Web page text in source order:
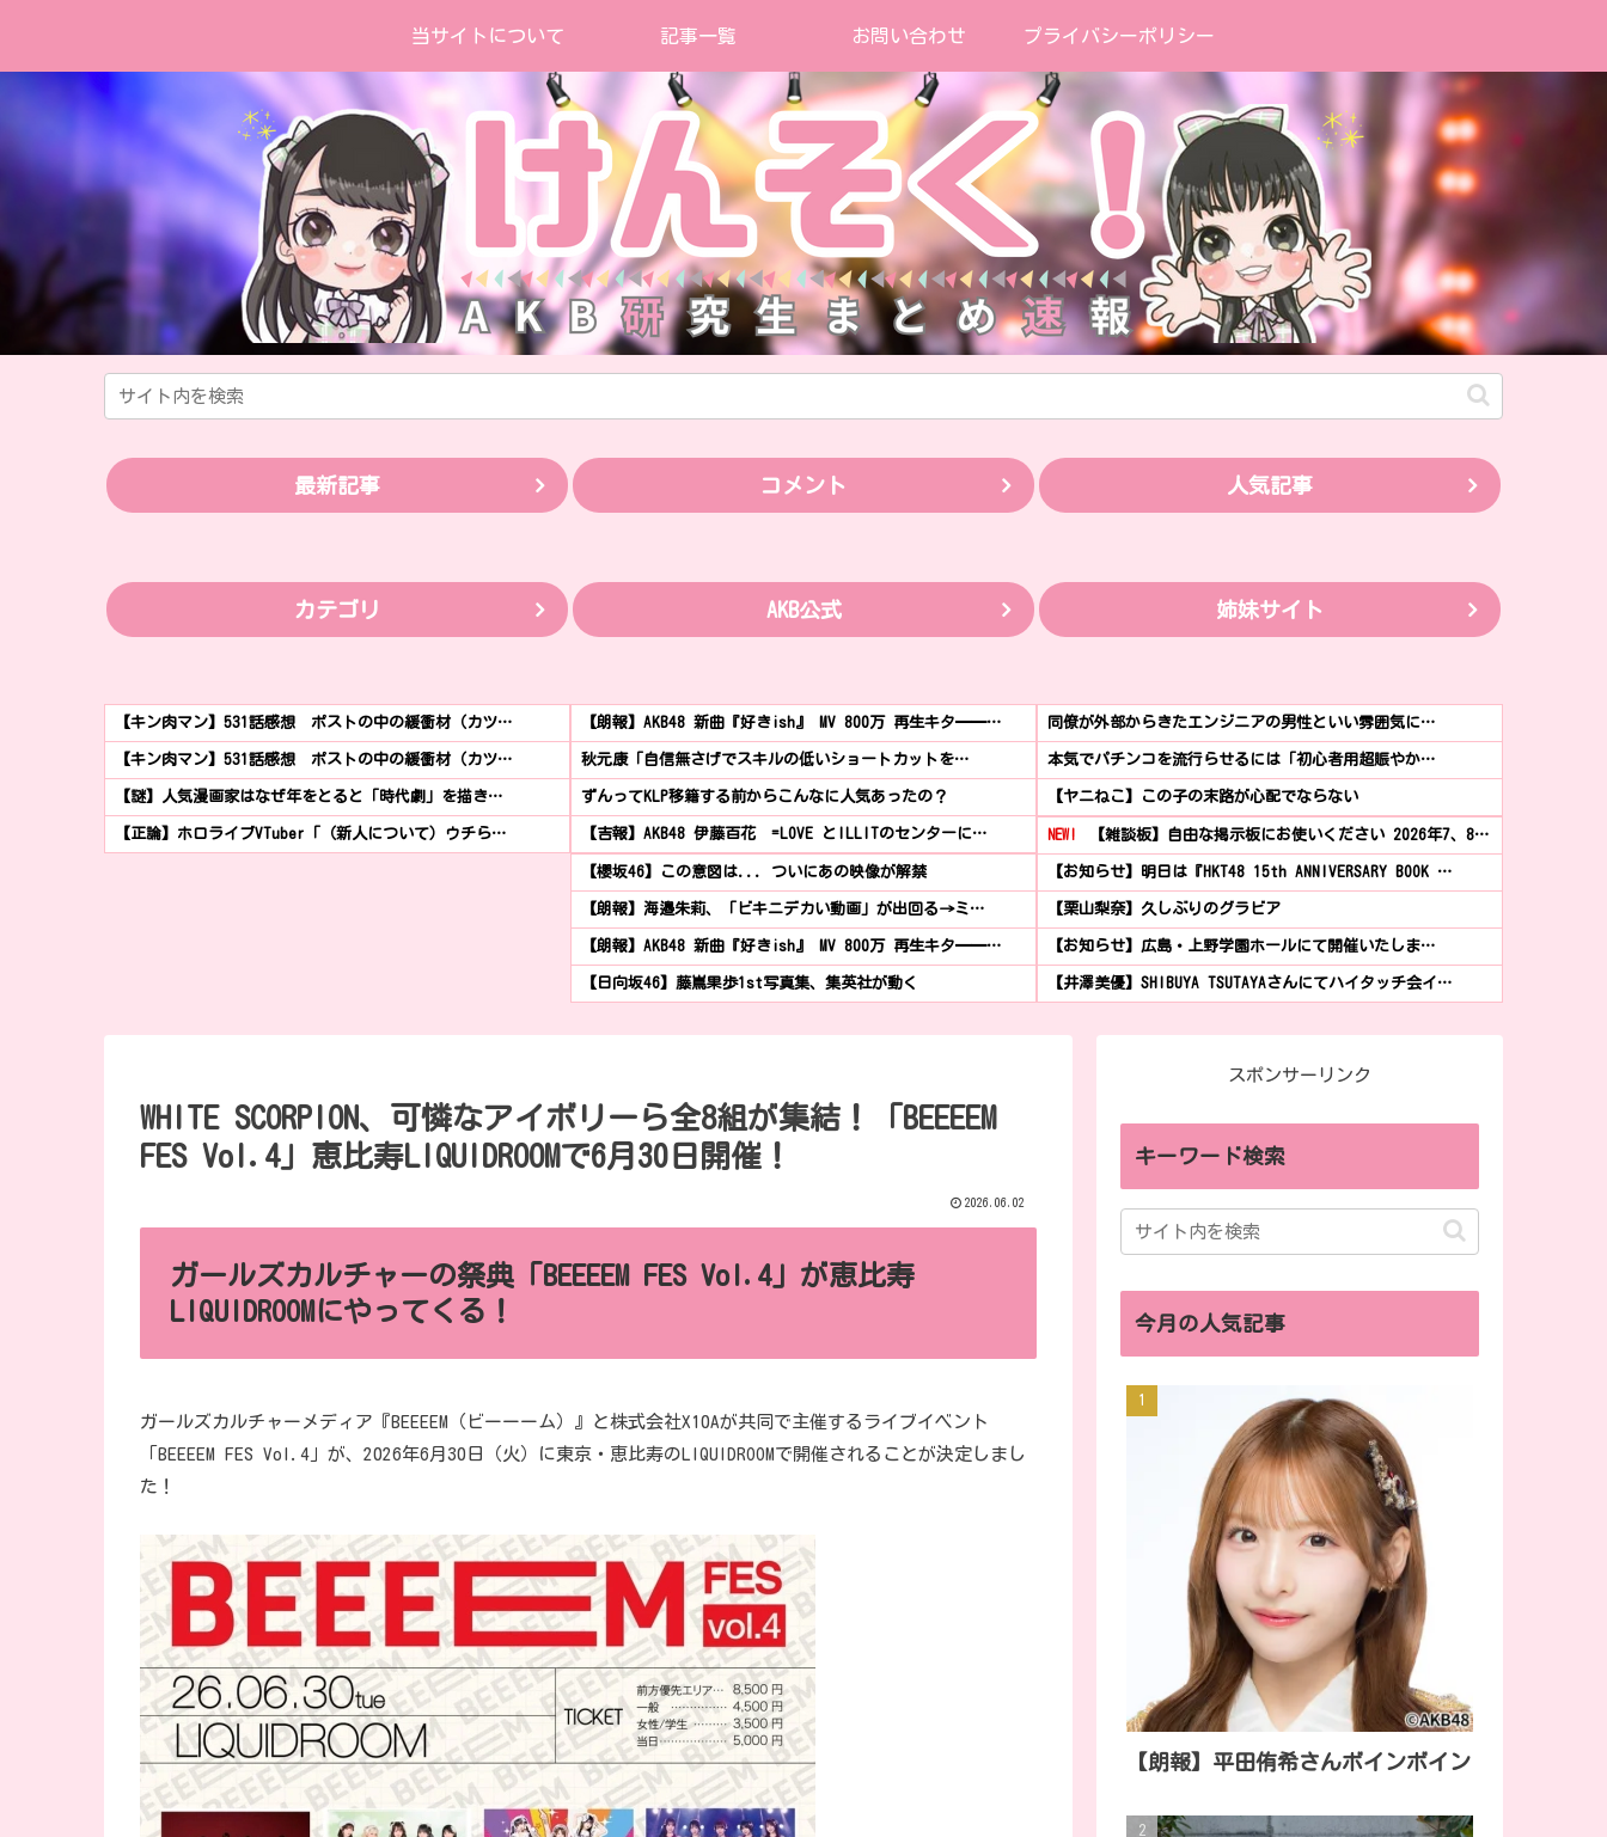
当サイトについて 記事一覧 お問い合わせ プライバシーポリシー
最新記事 コメント 人気記事
カテゴリ AKB公式 姉妹サイト
【キン肉マン】531話感想 ポストの中の緩衝材（カツ…
【キン肉マン】531話感想 ポストの中の緩衝材（カツ…
【謎】人気漫画家はなぜ年をとると「時代劇」を描き…
【正論】ホロライブVTuber「（新人について）ウチら…
【朗報】AKB48 新曲『好きish』 MV 800万 再生キタ━━…
秋元康「自信無さげでスキルの低いショートカットを…
ずんってKLP移籍する前からこんなに人気あったの？
【吉報】AKB48 伊藤百花 =LOVE とILLITのセンターに…
【櫻坂46】この意図は... ついにあの映像が解禁
【朗報】海邉朱莉、「ビキニデカい動画」が出回る→ミ…
【朗報】AKB48 新曲『好きish』 MV 800万 再生キタ━━…
【日向坂46】藤嶌果歩1st写真集、集英社が動く
同僚が外部からきたエンジニアの男性といい雰囲気に…
本気でパチンコを流行らせるには「初心者用超賑やか…
【ヤニねこ】この子の末路が心配でならない
NEW! 【雑談板】自由な掲示板にお使いください 2026年7、8…
【お知らせ】明日は『HKT48 15th ANNIVERSARY BOOK …
【栗山梨奈】久しぶりのグラビア
【お知らせ】広島・上野学園ホールにて開催いたしま…
【井澤美優】SHIBUYA TSUTAYAさんにてハイタッチ会イ…
WHITE SCORPION、可憐なアイボリーら全8組が集結！「BEEEEM
FES Vol.4」恵比寿LIQUIDROOMで6月30日開催！
2026.06.02
ガールズカルチャーの祭典「BEEEEM FES Vol.4」が恵比寿
LIQUIDROOMにやってくる！
ガールズカルチャーメディア『BEEEEM（ビーーーム）』と株式会社X10Aが共同で主催するライブイベント
「BEEEEM FES Vol.4」が、2026年6月30日（火）に東京・恵比寿のLIQUIDROOMで開催されることが決定しまし
た！
スポンサーリンク
キーワード検索
今月の人気記事
【朗報】平田侑希さんボインボイン